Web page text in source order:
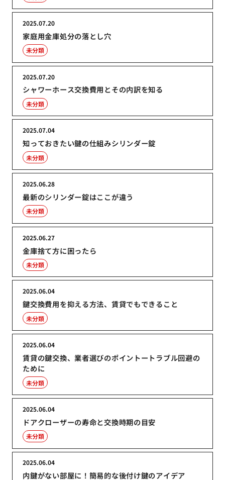
家庭用金庫処分の落とし穴
2025.07.20
未分類
シャワーホース交換費用とその内訳を知る
2025.07.20
未分類
知っておきたい鍵の仕組みシリンダー錠
2025.07.04
未分類
最新のシリンダー錠はここが違う
2025.06.28
未分類
金庫捨て方に困ったら
2025.06.27
未分類
鍵交換費用を抑える方法、賃貸でもできること
2025.06.04
未分類
賃貸の鍵交換、業者選びのポイントートラブル回避の
ために
2025.06.04
未分類
ドアクローザーの寿命と交換時期の目安
2025.06.04
未分類
内鍵がない部屋に！簡易的な後付け鍵のアイデア
2025.06.04